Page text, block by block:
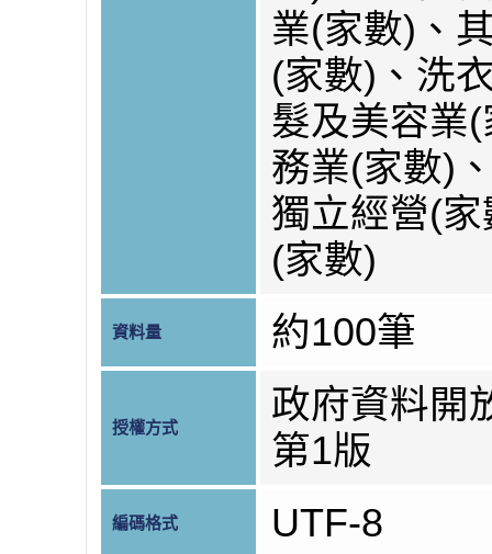
業(家數)、
(家數)、洗
髮及美容業
務業(家數)
獨立經營(
(家數)
資料量 約100筆
授權方式
政府資料開
第1版
編碼格式 UTF-8